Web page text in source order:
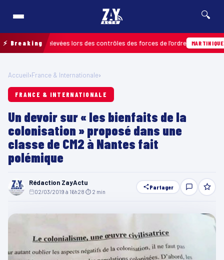
🔍
⚡ Breakingrelevées lors des contrôles des forces de l’ordre MARTINIQUE
Accueil›France & Internationale›
FRANCE & INTERNATIONALE
Un devoir sur « les bienfaits de la
colonisation » proposé dans une
classe de CM2 à Nantes fait
polémique
Rédaction ZayActu
02/03/2019 à 16h28 ⏱ 2 min
Partager